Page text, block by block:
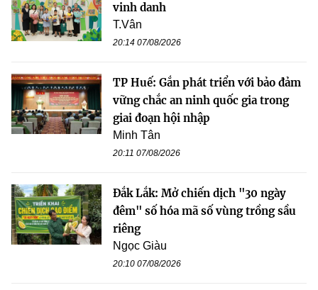
vinh danh
T.Vân
20:14 07/08/2026
TP Huế: Gắn phát triển với bảo đảm
vững chắc an ninh quốc gia trong
giai đoạn hội nhập
Minh Tân
20:11 07/08/2026
Đắk Lắk: Mở chiến dịch "30 ngày
đêm" số hóa mã số vùng trồng sầu
riêng
Ngọc Giàu
20:10 07/08/2026